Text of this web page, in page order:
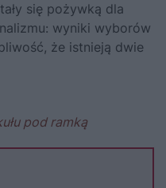
się pożywką dla
wyniki wyborów
że istnieją dwie
pod ramką